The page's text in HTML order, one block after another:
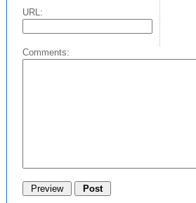
URL:
Comments: